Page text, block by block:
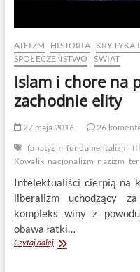
ATEIZM HISTORIA KRYTYKA
SPOŁECZEŃSTWO
ŚWIAT
Islam i chore na
zachodnie elity
27 maja 2016
26
fanatyzm fundamentalizm
Kowalik nacjonalizm nazizm
Intelektualiści cierpią na
liberalizm uchodzący
kompleks winy z
obawa łatki…
Czytaj dalejIslam